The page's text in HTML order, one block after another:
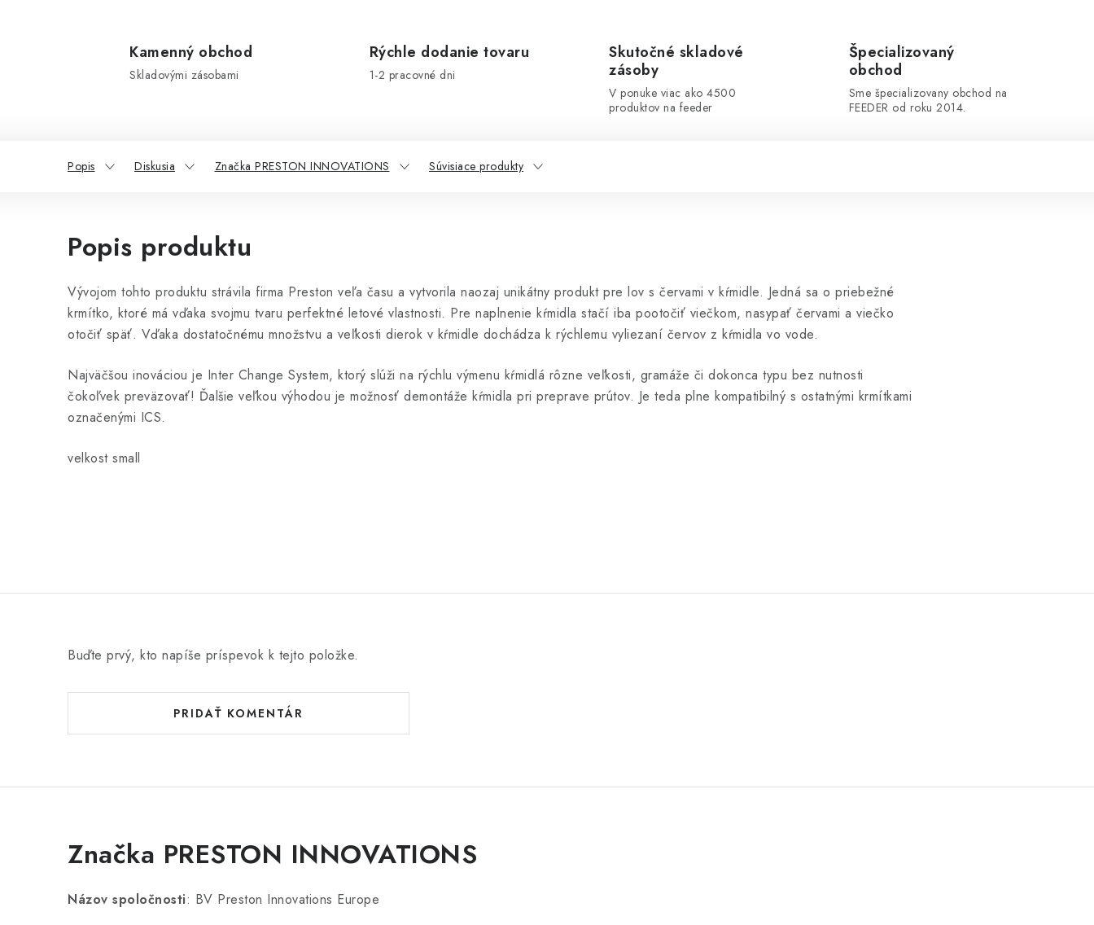
Kamenný obchod
Skladovými zásobami
Rýchle dodanie tovaru
1-2 pracovné dni
Skutočné skladové
zásoby
V ponuke viac ako 4500
produktov na feeder
Špecializovaný
obchod
Sme špecializovany obchod na
FEEDER od roku 2014.
Popis Diskusia Značka PRESTON INNOVATIONS Súvisiace produkty
Popis produktu
Vývojom tohto produktu strávila firma Preston veľa času a vytvorila naozaj unikátny produkt pre lov s červami v kŕmidle. Jedná sa o priebežné
krmítko, ktoré má vďaka svojmu tvaru perfektné letové vlastnosti. Pre naplnenie kŕmidla stačí iba pootočiť viečkom, nasypať červami a viečko
otočiť späť. Vďaka dostatočnému množstvu a veľkosti dierok v kŕmidle dochádza k rýchlemu vyliezaní červov z kŕmidla vo vode.
Najväčšou inováciou je Inter Change System, ktorý slúži na rýchlu výmenu kŕmidlá rôzne veľkosti, gramáže či dokonca typu bez nutnosti
čokoľvek preväzovať! Ďalšie veľkou výhodou je možnosť demontáže kŕmidla pri preprave prútov. Je teda plne kompatibilný s ostatnými krmítkami
označenými ICS.
velkost small
Buďte prvý, kto napíše príspevok k tejto položke.
PRIDAŤ KOMENTÁR
Značka PRESTON INNOVATIONS
Názov spoločnosti: BV Preston Innovations Europe